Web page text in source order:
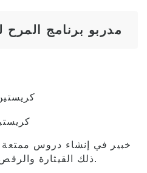
مدربو برنامج المرح
خبير في إنشاء دروس ممتعة
ذلك القيثارة والرقص والحرف اليدوية.